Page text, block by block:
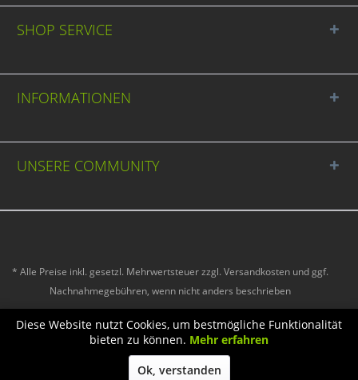
SHOP SERVICE
INFORMATIONEN
UNSERE COMMUNITY
* Alle Preise inkl. gesetzl. Mehrwertsteuer zzgl.Versandkosten und ggf.
Nachnahmegebühren, wenn nicht anders beschrieben
Cookie-Einstellungen Falschlieferung, Fehlmenge, Beschädigung
Über uns Widerrufsrecht AGB Impressum
Versand und Zahlungsbedingungen Datenschutz
Diese Website nutzt Cookies, um bestmögliche Funktionalität
bieten zu können. Mehr erfahren
Ok, verstanden